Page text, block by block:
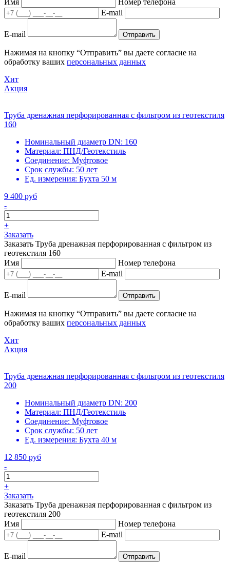
E-mail
E-mail Отправить
Нажимая на кнопку “Отправить” вы даете согласие на
обработку ваших персональных данных
Хит
Акция
Труба дренажная перфорированная с фильтром из геотекстиля
160
Номинальный диаметр DN: 160
Материал: ПНД/Геотекстиль
Соединение: Муфтовое
Срок службы: 50 лет
Ед. измерения: Бухта 50 м
9 400 руб
-
+
Заказать
Заказать Труба дренажная перфорированная с фильтром из
геотекстиля 160
Имя
Номер телефона
E-mail
E-mail Отправить
Нажимая на кнопку “Отправить” вы даете согласие на
обработку ваших персональных данных
Хит
Акция
Труба дренажная перфорированная с фильтром из геотекстиля
200
Номинальный диаметр DN: 200
Материал: ПНД/Геотекстиль
Соединение: Муфтовое
Срок службы: 50 лет
Ед. измерения: Бухта 40 м
12 850 руб
-
+
Заказать
Заказать Труба дренажная перфорированная с фильтром из
геотекстиля 200
Имя
Номер телефона
E-mail
E-mail Отправить